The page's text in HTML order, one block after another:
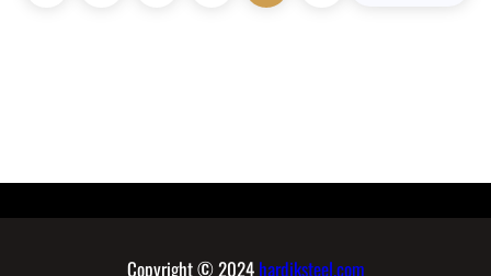
Copyright © 2024 hardiksteel.com